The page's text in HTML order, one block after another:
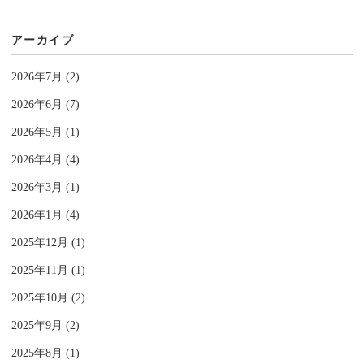
アーカイブ
2026年7月 (2)
2026年6月 (7)
2026年5月 (1)
2026年4月 (4)
2026年3月 (1)
2026年1月 (4)
2025年12月 (1)
2025年11月 (1)
2025年10月 (2)
2025年9月 (2)
2025年8月 (1)